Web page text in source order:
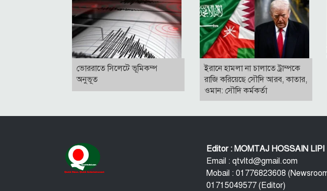
ভোররাতে সিলেটে ভূমিকম্প
অনুভূত
ইরানে হামলা না চালাতে ট্রাম্পকে
রাজি করিয়েছে সৌদি আরব, কাতার,
ওমান: সৌদি কর্মকর্তা
Editor : MOMTAJ HOSSAIN LIPI
Email : qtvltd@gmail.com
Mobail : 01776823608
01715049577 (Editor)